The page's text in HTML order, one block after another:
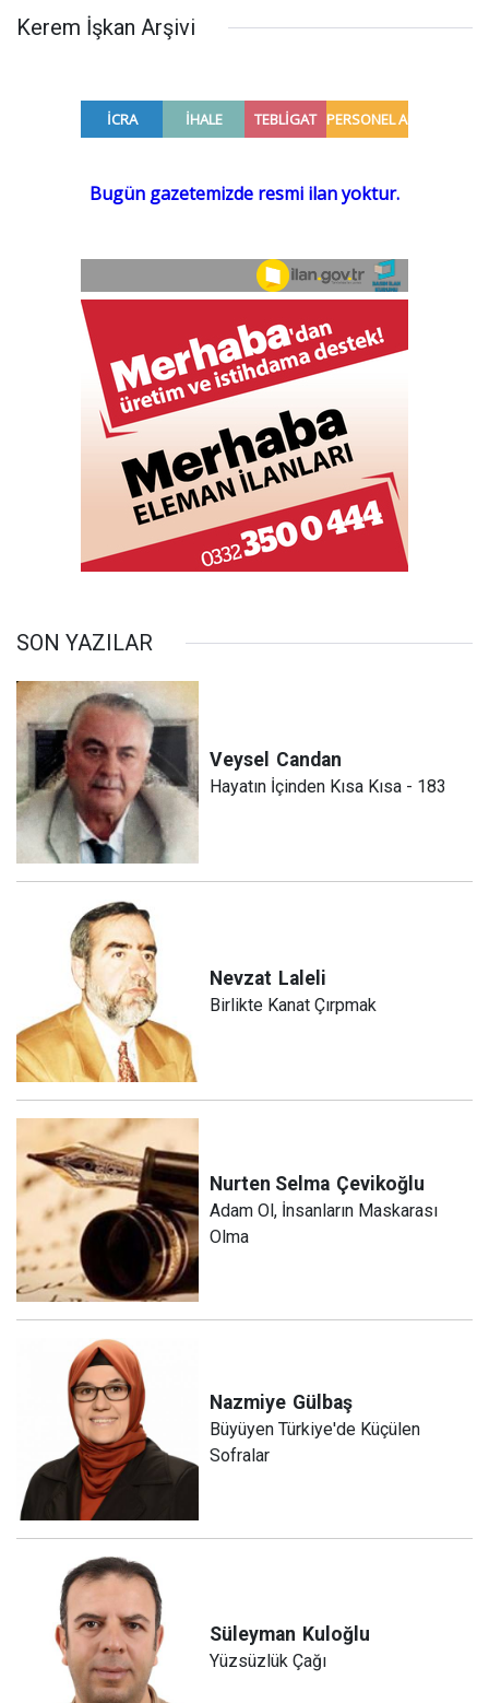
Kerem İşkan Arşivi
SON YAZILAR
Veysel Candan
Hayatın İçinden Kısa Kısa - 183
Nevzat Laleli
Birlikte Kanat Çırpmak
Nurten Selma Çevikoğlu
Adam Ol, İnsanların Maskarası
Olma
Nazmiye Gülbaş
Büyüyen Türkiye'de Küçülen
Sofralar
Süleyman Kuloğlu
Yüzsüzlük Çağı